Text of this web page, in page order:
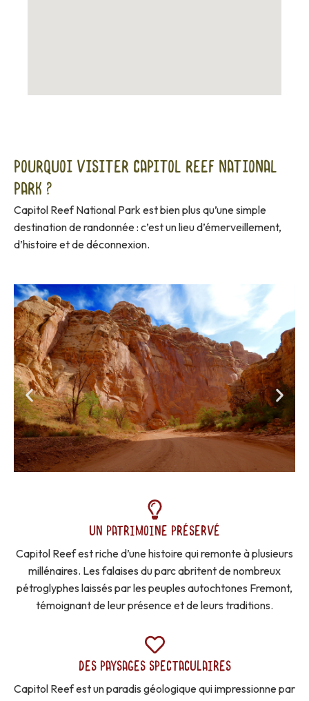
Pourquoi visiter Capitol Reef National
Park ?
Capitol Reef National Park est bien plus qu’une simple
destination de randonnée : c’est un lieu d’émerveillement,
d’histoire et de déconnexion.
UN PATRIMOINE PRÉSERVÉ
Capitol Reef est riche d’une histoire qui remonte à plusieurs
millénaires. Les falaises du parc abritent de nombreux
pétroglyphes laissés par les peuples autochtones Fremont,
témoignant de leur présence et de leurs traditions.
DES PAYSAGES SPECTACULAIRES
Capitol Reef est un paradis géologique qui impressionne par